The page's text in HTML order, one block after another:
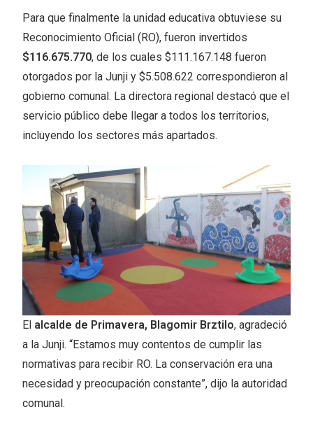
Para que finalmente la unidad educativa obtuviese su
Reconocimiento Oficial (RO), fueron invertidos
$116.675.770, de los cuales $111.167.148 fueron
otorgados por la Junji y $5.508.622 correspondieron al
gobierno comunal. La directora regional destacó que el
servicio público debe llegar a todos los territorios,
incluyendo los sectores más apartados.
El alcalde de Primavera, Blagomir Brztilo, agradeció
a la Junji. “Estamos muy contentos de cumplir las
normativas para recibir RO. La conservación era una
necesidad y preocupación constante”, dijo la autoridad
comunal.